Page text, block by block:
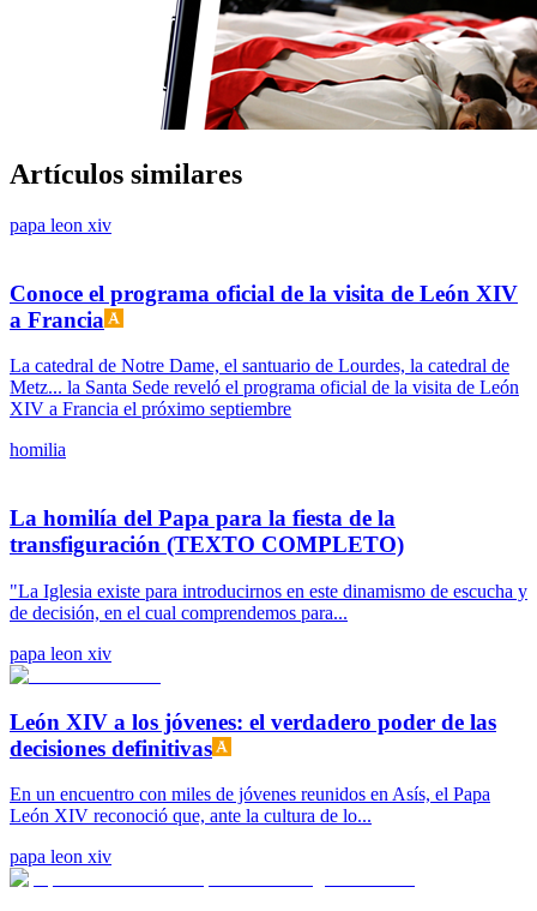
Artículos similares
papa leon xiv
Conoce el programa oficial de la visita de León XIV
a Francia
La catedral de Notre Dame, el santuario de Lourdes, la catedral de
Metz... la Santa Sede reveló el programa oficial de la visita de León
XIV a Francia el próximo septiembre
homilia
La homilía del Papa para la fiesta de la
transfiguración (TEXTO COMPLETO)
"La Iglesia existe para introducirnos en este dinamismo de escucha y
de decisión, en el cual comprendemos para...
papa leon xiv
León XIV a los jóvenes: el verdadero poder de las
decisiones definitivas
En un encuentro con miles de jóvenes reunidos en Asís, el Papa
León XIV reconoció que, ante la cultura de lo...
papa leon xiv